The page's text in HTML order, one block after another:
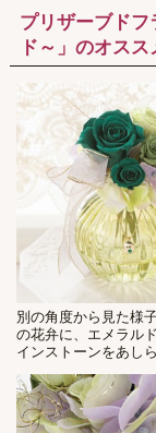
プリザーブド
ド～」のオスス
別の角度から見た様
の花弁に、エメラル
インストーンをあし